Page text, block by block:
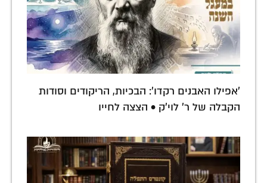
'אפילו האבנים רקדו': הבכיות, הריקודים וסודות
הקבלה של ר' לוי'ק • הצצה לחייו